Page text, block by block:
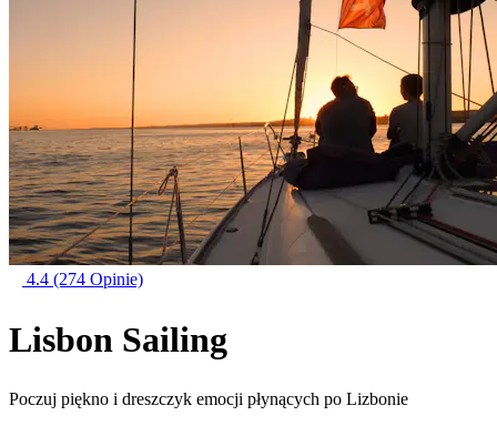
4.4 (274 Opinie)
Lisbon Sailing
Poczuj piękno i dreszczyk emocji płynących po Lizbonie